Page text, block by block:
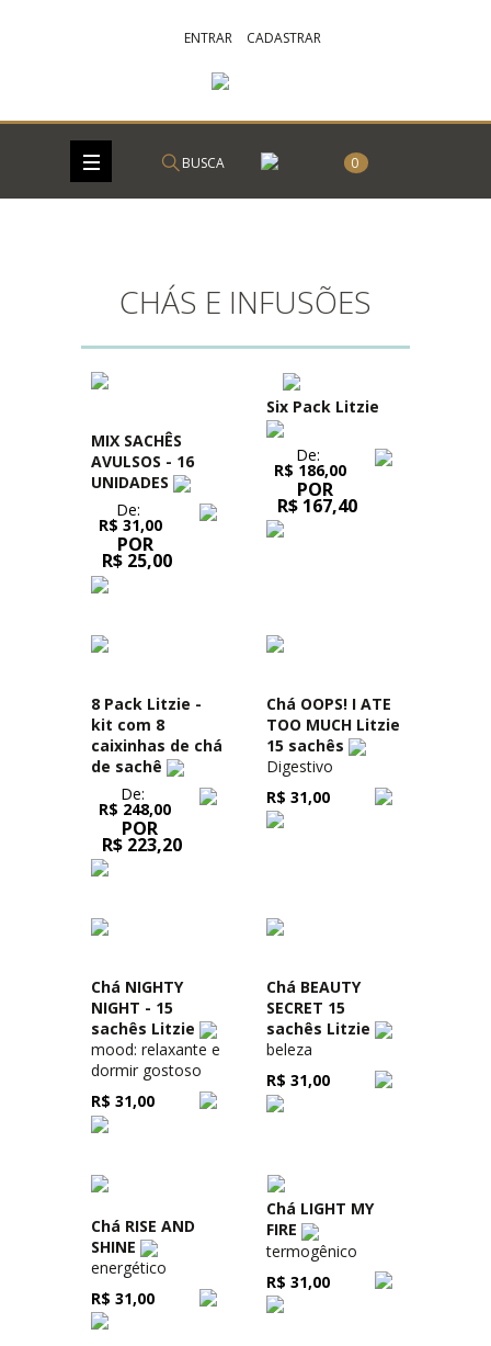
ENTRAR CADASTRAR
0
BUSCA
CHÁS E INFUSÕES
MIX SACHÊS
AVULSOS - 16
UNIDADES
De:
R$ 31,00
POR
R$ 25,00
Six Pack Litzie
De:
R$ 186,00
POR
R$ 167,40
8 Pack Litzie -
kit com 8
caixinhas de chá
de sachê
De:
R$ 248,00
POR
R$ 223,20
Chá OOPS! I ATE
TOO MUCH Litzie
15 sachês
Digestivo
R$ 31,00
Chá NIGHTY
NIGHT - 15
sachês Litzie
mood: relaxante e
dormir gostoso
R$ 31,00
Chá BEAUTY
SECRET 15
sachês Litzie
beleza
R$ 31,00
Chá RISE AND
SHINE
energético
R$ 31,00
Chá LIGHT MY
FIRE
termogênico
R$ 31,00